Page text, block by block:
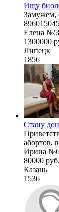
Ищу
Замужем,
Елена
1300000
Липецк
1856
Стану
абортов,
Ирина
80000 руб.
Казань
1536